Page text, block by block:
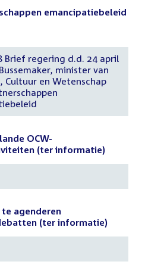
emancipatiebeleid
Brief regering d.d. 24 april
minister van
Cultuur en Wetenschap
OCW-
(ter informatie)
agenderen
(ter informatie)